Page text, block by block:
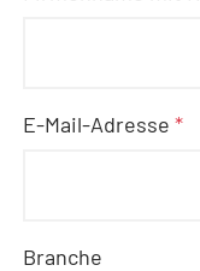
E-Mail-Adresse*
Branche